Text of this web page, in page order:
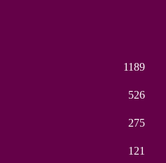
1189
526
275
121